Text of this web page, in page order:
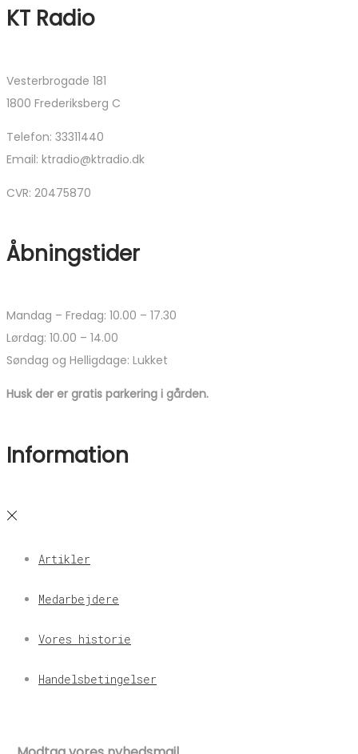
KT Radio
Vesterbrogade 181
1800 Frederiksberg C
Telefon: 33311440
Email: ktradio@ktradio.dk
CVR: 20475870
Åbningstider
Mandag – Fredag: 10.00 – 17.30
Lørdag: 10.00 – 14.00
Søndag og Helligdage: Lukket
Husk der er gratis parkering i gården.
Information
Artikler
Medarbejdere
Vores historie
Handelsbetingelser